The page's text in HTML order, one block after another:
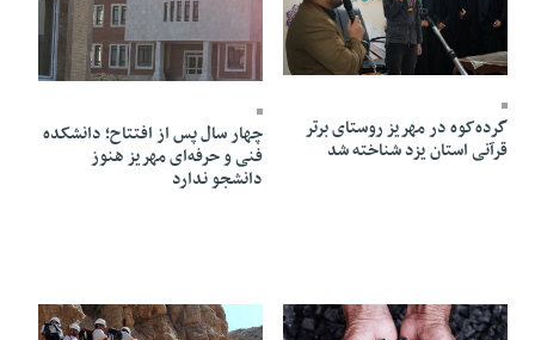
14 Khordad 1405 - 21:50
گرده‌کوه در مهریز روستای برتر
قرآنی استان یزد شناخته شد
05 Khordad 1405 - 19:41
چهار سال پس از افتتاح؛ دانشکده
فنی و حرفه‌ای مهریز هنوز
دانشجو ندارد